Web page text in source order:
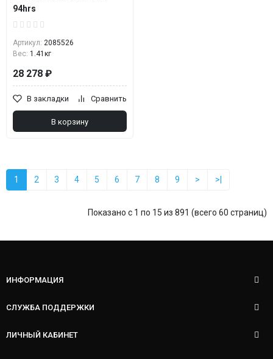
94hrs
Артикул: 2085526
Вес: 1.41кг
28 278 ₽
В закладки Сравнить
В корзину
1 2 3 4 5 6 7 8 9 > >|
Показано с 1 по 15 из 891 (всего 60 страниц)
ИНФОРМАЦИЯ
СЛУЖБА ПОДДЕРЖКИ
ЛИЧНЫЙ КАБИНЕТ